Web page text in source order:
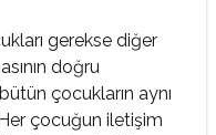
gerekse diğer
doğru
çocukların aynı
Her çocuğun iletişim